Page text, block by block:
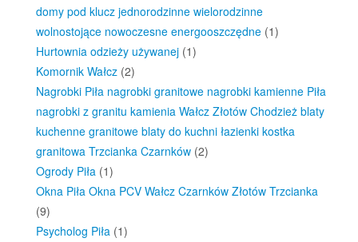
domy pod klucz jednorodzinne wielorodzinne
wolnostojące nowoczesne energooszczędne (1)
Hurtownia odzieży używanej (1)
Komornik Wałcz (2)
Nagrobki Piła nagrobki granitowe nagrobki kamienne Piła
nagrobki z granitu kamienia Wałcz Złotów Chodzież blaty
kuchenne granitowe blaty do kuchni łazienki kostka
granitowa Trzcianka Czarnków (2)
Ogrody Piła (1)
Okna Piła Okna PCV Wałcz Czarnków Złotów Trzcianka
(9)
Psycholog Piła (1)